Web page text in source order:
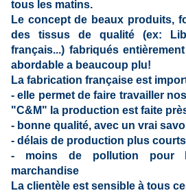
tous les matins.
Le concept de beaux produits,
des tissus de qualité (ex:
français...) fabriqués
abordable a beaucoup plu!
La fabrication française est
- elle permet de faire travailler
"C&M" la production est faite
- bonne qualité, avec un vrai
- délais de production plus courts
- moins de pollution pour
marchandise
La clientèle est sensible à tous